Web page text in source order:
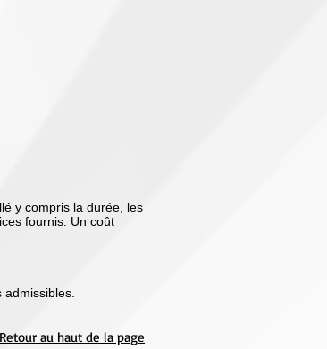
y compris la durée, les
fournis. Un coût
au haut de la page